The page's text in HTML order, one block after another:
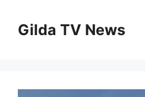
contenuto
Gilda TV News